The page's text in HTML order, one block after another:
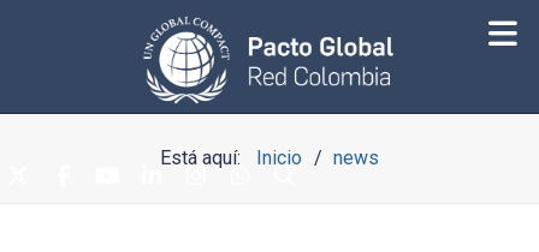
Está aquí: Inicio news